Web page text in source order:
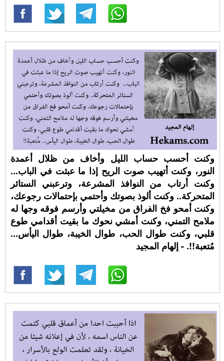
وكنت أحسب حساب الليل وأخاف من ظلال أعمدة
النور، وكنت أتهيب صوت الريح إذا ما عبثت في الباب...
وكنت أرتاب من النوافذ المشرعة، وترعبني الستائر
المتحركة.. وكنت ألوذ بصوتك وأحتمي بإحتمالات رجوعك،
وكنت أمحو فخ الفراق من مخيلتي وأرسم فوقه وجها له
ملامح التمني، وكنت أمشي نحوك ما بقيت أقدامي طوع
قلبي، وكنت طوال الحب، طوال الخيبة، طوال اليأس...
مُتعبة!!. - إلهام المجيد